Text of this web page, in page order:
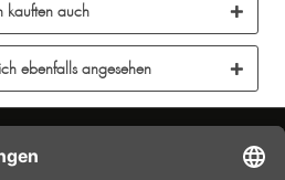
kauften auch
ebenfalls angesehen